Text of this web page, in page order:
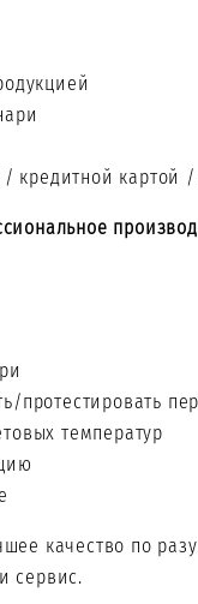
/ кредитной картой /
протестировать
температур
качество по
сервис.